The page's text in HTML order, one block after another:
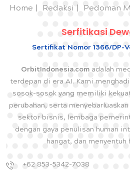
Home Redaksi Pedoman
Serfitikasi
Sertifikat Nomor 1366/DP-
OrbitIndonesia.com adalah
terdepan di era AI. Kami
sosok-sosok yang memiliki
perubahan, serta
sektor bisnis, lembaga
dengan gaya penulisan human
hangat, dan menyentuh
+62 853-5342-7038